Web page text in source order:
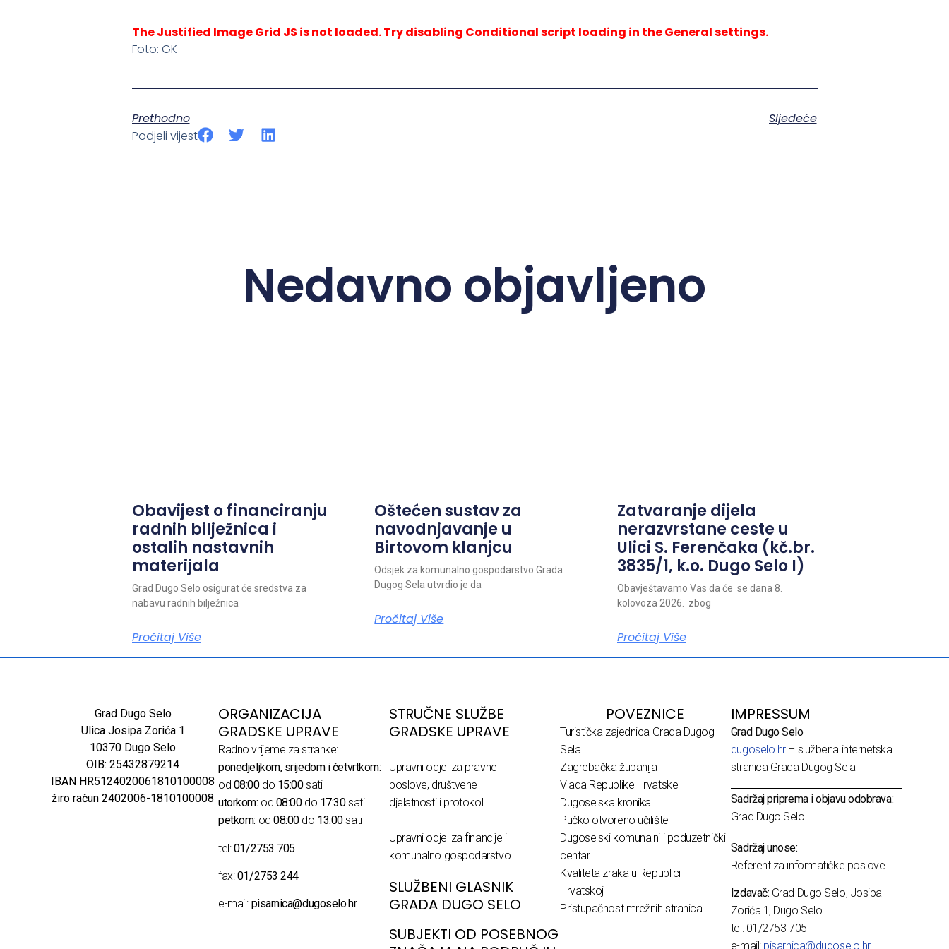
The Justified Image Grid JS is not loaded. Try disabling Conditional script loading in the General settings.
Foto: GK
Prethodno
Sljedeće
Podjeli vijest
Nedavno objavljeno
Obavijest o financiranju
radnih bilježnica i
ostalih nastavnih
materijala
Grad Dugo Selo osigurat će sredstva za
nabavu radnih bilježnica
Pročitaj Više
Oštećen sustav za
navodnjavanje u
Birtovom klanjcu
Odsjek za komunalno gospodarstvo Grada
Dugog Sela utvrdio je da
Pročitaj Više
Zatvaranje dijela
nerazvrstane ceste u
Ulici S. Ferenčaka (kč.br.
3835/1, k.o. Dugo Selo I)
Obavještavamo Vas da će se dana 8.
kolovoza 2026. zbog
Pročitaj Više
Grad Dugo Selo
Ulica Josipa Zorića 1
10370 Dugo Selo
OIB: 25432879214
IBAN HR5124020061810100008
žiro račun 2402006-1810100008
ORGANIZACIJA
GRADSKE UPRAVE
Radno vrijeme za stranke:
ponedjeljkom, srijedom i četvrtkom:
od 08:00do 15:00sati
utorkom: od 08:00do 17:30sati
petkom: od08:00do 13:00sati
tel:01/2753 705
fax:01/2753 244
e-mail: pisarnica@dugoselo.hr
STRUČNE SLUŽBE
GRADSKE UPRAVE
Upravni odjel za pravne
poslove, društvene
djelatnosti i protokol
Upravni odjel za financije i
komunalno gospodarstvo
SLUŽBENI GLASNIK
GRADA DUGO SELO
SUBJEKTI OD POSEBNOG
POVEZNICE
Turistička zajednica Grada Dugog
Sela
Zagrebačka županija
Vlada Republike Hrvatske
Dugoselska kronika
Pučko otvoreno učilište
Dugoselski komunalni i poduzetnički
centar
Kvaliteta zraka u Republici
Hrvatskoj
Pristupačnost mrežnih stranica
IMPRESSUM
Grad Dugo Selo
dugoselo.hr– službena internetska
stranica Grada Dugog Sela
Sadržaj priprema i objavu odobrava:
Grad Dugo Selo
Sadržaj unose:
Referent za informatičke poslove
Izdavač: Grad Dugo Selo, Josipa
Zorića 1, Dugo Selo
tel: 01/2753 705
e-mail: pisarnica@dugoselo.hr